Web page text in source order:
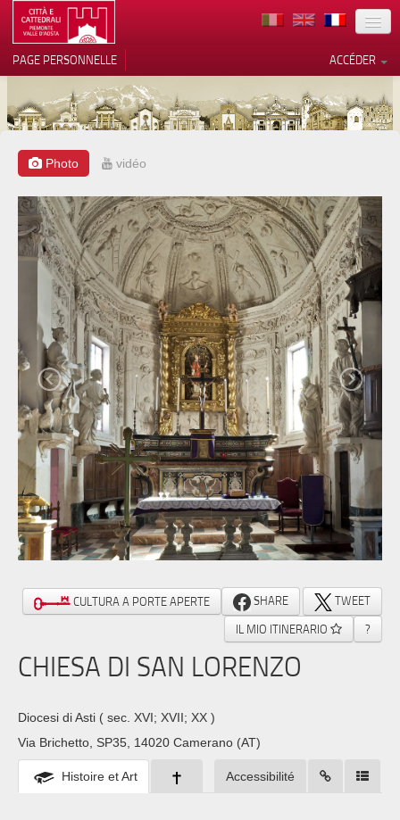
TERRITOIRE
ARCHITECTURE
MUSÉES
ITINÉRAIRES
EVÉNEMENTS
ACCUEIL
BÉNÉVOLES
CONTACTS
PRESS
ACCÉDER
PAGE PERSONNELLE
Photo vidéo
CULTURA A PORTE APERTE SHARE
TWEET
IL MIO ITINERARIO
?
CHIESA DI SAN LORENZO
Diocesi di Asti ( sec. XVI; XVII; XX )
Via Brichetto, SP35, 14020 Camerano (AT)
Histoire et Art Accessibilité
Notification lors de la collecte
Vos choix en matière de